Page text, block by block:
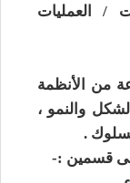
/ العمليات
من الأنظمة
والنمو ،
.
إلى قسمين :-